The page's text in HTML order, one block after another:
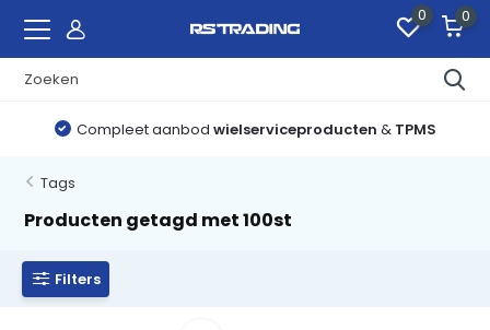
0 0
Compleet aanbod wielserviceproducten & TPMS
Tags
Producten getagd met 100st
Filters